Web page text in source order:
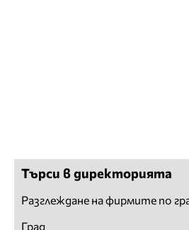
Търси в директорията
Разглеждане на фирмите по
Град